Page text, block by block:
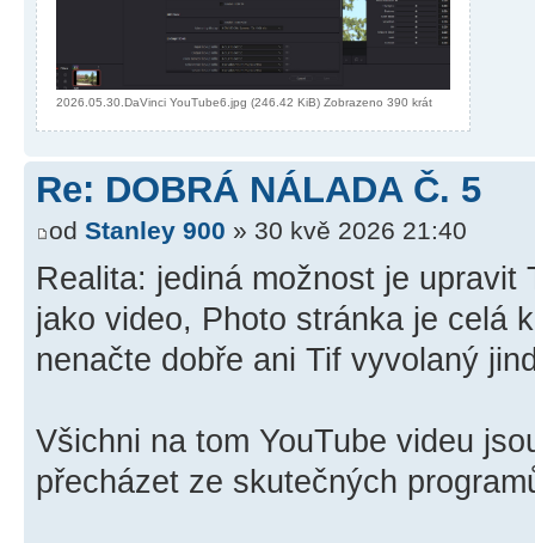
2026.05.30.DaVinci YouTube6.jpg (246.42 KiB) Zobrazeno 390 krát
Re: DOBRÁ NÁLADA Č. 5
od Stanley 900 » 30 kvě 2026 21:40
Realita: jediná možnost je
jako video, Photo stránka je celá
nenačte dobře ani Tif vyvolaný
Všichni na tom YouTube videu
přecházet ze skutečných